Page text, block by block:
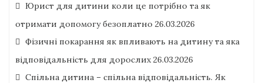
Юрист для дитини коли це потрібно та як
отримати допомогу безоплатно 26.03.2026
Фізичні покарання як впливають на дитину та яка
відповідальність для дорослих 26.03.2026
Спільна дитина – спільна відповідальність. Як